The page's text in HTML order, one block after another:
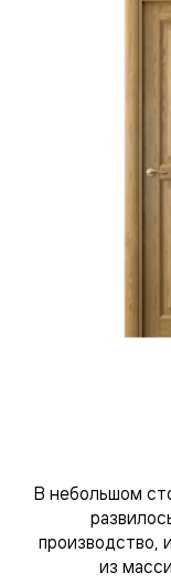
В небольшом
производство,
из